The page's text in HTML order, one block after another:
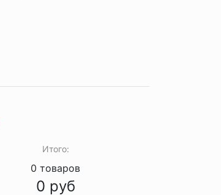
Итого:
0 товаров
0 руб